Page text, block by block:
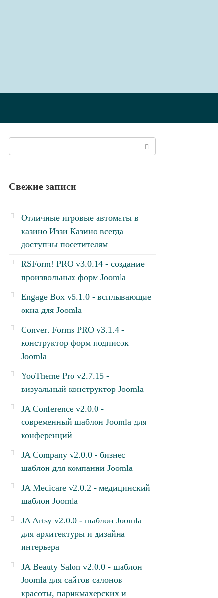
Свежие записи
Отличные игровые автоматы в
казино Иззи Казино всегда
доступны посетителям
RSForm! PRO v3.0.14 - создание
произвольных форм Joomla
Engage Box v5.1.0 - всплывающие
окна для Joomla
Convert Forms PRO v3.1.4 -
конструктор форм подписок
Joomla
YooTheme Pro v2.7.15 -
визуальный конструктор Joomla
JA Conference v2.0.0 -
современный шаблон Joomla для
конференций
JA Company v2.0.0 - бизнес
шаблон для компании Joomla
JA Medicare v2.0.2 - медицинский
шаблон Joomla
JA Artsy v2.0.0 - шаблон Joomla
для архитектуры и дизайна
интерьера
JA Beauty Salon v2.0.0 - шаблон
Joomla для сайтов салонов
красоты, парикмахерских и